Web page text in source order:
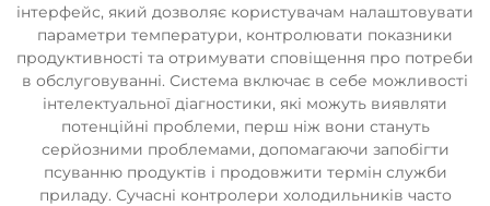
інтерфейс, який дозволяє користувачам налаштовувати
параметри температури, контролювати показники
продуктивності та отримувати сповіщення про потреби
в обслуговуванні. Система включає в себе можливості
інтелектуальної діагностики, які можуть виявляти
потенційні проблеми, перш ніж вони стануть
серйозними проблемами, допомагаючи запобігти
псуванню продуктів і продовжити термін служби
приладу. Сучасні контролери холодильників часто